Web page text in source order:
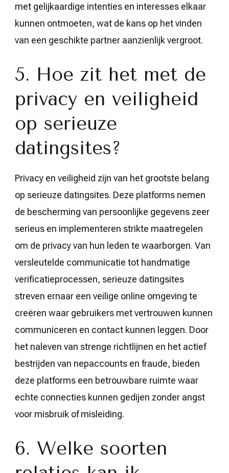
met gelijkaardige intenties en interesses elkaar
kunnen ontmoeten, wat de kans op het vinden
van een geschikte partner aanzienlijk vergroot.
5. Hoe zit het met de
privacy en veiligheid
op serieuze
datingsites?
Privacy en veiligheid zijn van het grootste belang
op serieuze datingsites. Deze platforms nemen
de bescherming van persoonlijke gegevens zeer
serieus en implementeren strikte maatregelen
om de privacy van hun leden te waarborgen. Van
versleutelde communicatie tot handmatige
verificatieprocessen, serieuze datingsites
streven ernaar een veilige online omgeving te
creëren waar gebruikers met vertrouwen kunnen
communiceren en contact kunnen leggen. Door
het naleven van strenge richtlijnen en het actief
bestrijden van nepaccounts en fraude, bieden
deze platforms een betrouwbare ruimte waar
echte connecties kunnen gedijen zonder angst
voor misbruik of misleiding.
6. Welke soorten